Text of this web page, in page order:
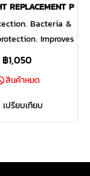
REPLACEMENT
Bacteria &
Improves
flavor, odor &
(40 gal / 150 L)
฿1,050
สินค้าหมด
เปรียบเทียบ